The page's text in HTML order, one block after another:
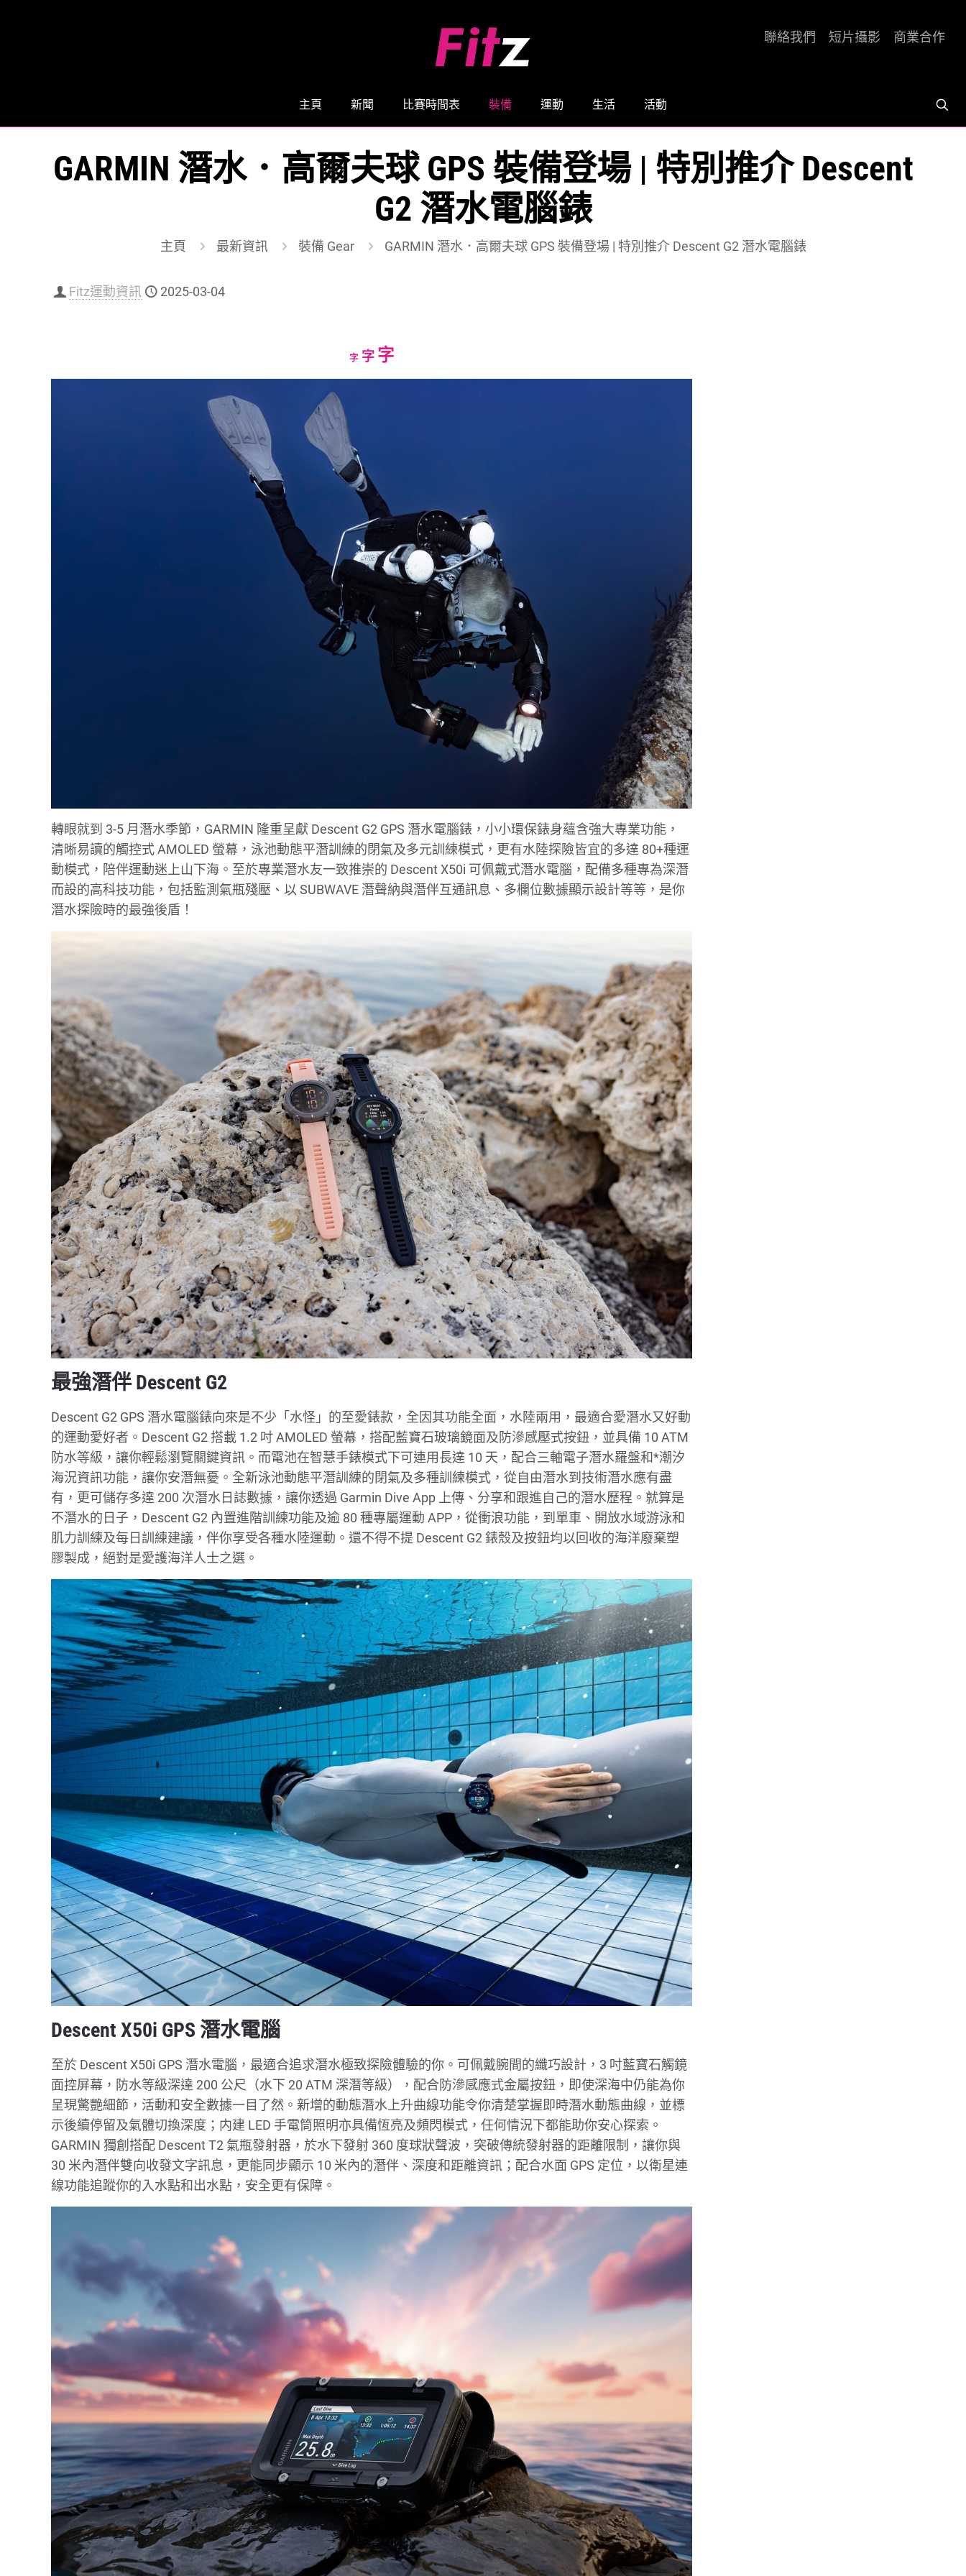
主頁 新聞 比賽時間表 裝備 運動 生活 活動
聯絡我們 短片攝影 商業合作
GARMIN 潛水．高爾夫球 GPS 裝備登場 | 特別推介 Descent
G2 潛水電腦錶
主頁 最新資訊 裝備 Gear GARMIN 潛水．高爾夫球 GPS 裝備登場 | 特別推介 Descent G2 潛水電腦錶
Fitz運動資訊 2025-03-04
字Decrease
字Reset
字Increase
font
轉眼就到 3-5 月潛水季節，GARMIN 隆重呈獻 Descent G2 GPS 潛水電腦錶，小小環保錶身蘊含強大專業功能，
清晰易讀的觸控式 AMOLED 螢幕，泳池動態平潛訓練的閉氣及多元訓練模式，更有水陸探險皆宜的多達 80+種運
動模式，陪伴運動迷上山下海。至於專業潛水友一致推崇的 Descent X50i 可佩戴式潛水電腦，配備多種專為深潛
而設的高科技功能，包括監測氣瓶殘壓、以 SUBWAVE 潛聲納與潛伴互通訊息、多欄位數據顯示設計等等，是你
潛水探險時的最強後盾！
最強潛伴 Descent G2
Descent G2 GPS 潛水電腦錶向來是不少「水怪」的至愛錶款，全因其功能全面，水陸兩用，最適合愛潛水又好動
的運動愛好者。Descent G2 搭載 1.2 吋 AMOLED 螢幕，搭配藍寶石玻璃鏡面及防滲感壓式按鈕，並具備 10 ATM
防水等級，讓你輕鬆瀏覽關鍵資訊。而電池在智慧手錶模式下可連用長達 10 天，配合三軸電子潛水羅盤和*潮汐
海況資訊功能，讓你安潛無憂。全新泳池動態平潛訓練的閉氣及多種訓練模式，從自由潛水到技術潛水應有盡
有，更可儲存多達 200 次潛水日誌數據，讓你透過 Garmin Dive App 上傳、分享和跟進自己的潛水歷程。就算是
不潛水的日子，Descent G2 內置進階訓練功能及逾 80 種專屬運動 APP，從衝浪功能，到單車、開放水域游泳和
肌力訓練及每日訓練建議，伴你享受各種水陸運動。還不得不提 Descent G2 錶殼及按鈕均以回收的海洋廢棄塑
膠製成，絕對是愛護海洋人士之選。
Descent X50i GPS 潛水電腦
至於 Descent X50i GPS 潛水電腦，最適合追求潛水極致探險體驗的你。可佩戴腕間的纖巧設計，3 吋藍寶石觸鏡
面控屏幕，防水等級深達 200 公尺（水下 20 ATM 深潛等級），配合防滲感應式金屬按鈕，即使深海中仍能為你
呈現驚艷細節，活動和安全數據一目了然。新增的動態潛水上升曲線功能令你清楚掌握即時潛水動態曲線，並標
示後續停留及氣體切換深度；内建 LED 手電筒照明亦具備恆亮及頻閃模式，任何情況下都能助你安心探索。
GARMIN 獨創搭配 Descent T2 氣瓶發射器，於水下發射 360 度球狀聲波，突破傳統發射器的距離限制，讓你與
30 米內潛伴雙向收發文字訊息，更能同步顯示 10 米內的潛伴、深度和距離資訊；配合水面 GPS 定位，以衛星連
線功能追蹤你的入水點和出水點，安全更有保障。